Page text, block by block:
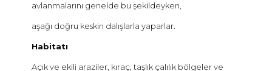
avlanmalarını genelde bu şekildeyken,
aşağı doğru keskin dalışlarla yaparlar.
Habitatı
Açık ve ekili araziler, kıraç, taşlık çalılık bölgeler ve